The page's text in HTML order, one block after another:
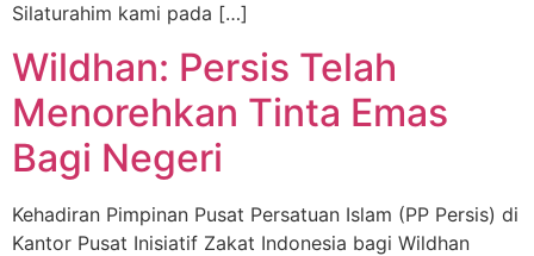
Silaturahim kami pada […]
Wildhan: Persis Telah
Menorehkan Tinta Emas
Bagi Negeri
Kehadiran Pimpinan Pusat Persatuan Islam (PP Persis) di
Kantor Pusat Inisiatif Zakat Indonesia bagi Wildhan